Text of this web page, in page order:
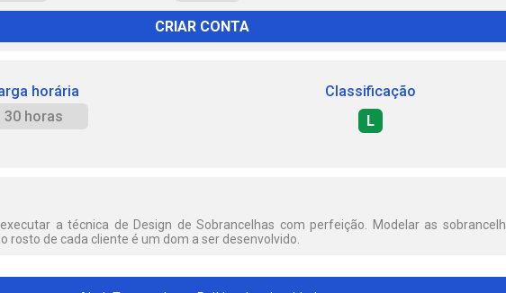
CRIAR CONTA
horária
30 horas
Classificação
L
a técnica de Design de Sobrancelhas com perfeição. Modelar as
rosto de cada cliente é um dom a ser desenvolvido.